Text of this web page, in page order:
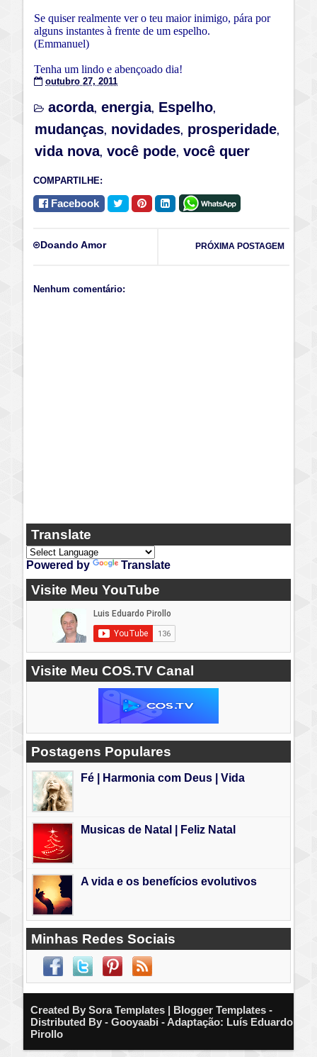
Se quiser realmente ver o teu maior inimigo, pára por
alguns instantes à frente de um espelho.
(Emmanuel)
Tenha um lindo e abençoado dia!
outubro 27, 2011
acorda, energia, Espelho,
mudanças, novidades, prosperidade,
vida nova, você pode, você quer
COMPARTILHE:
Facebook
PRÓXIMA POSTAGEM
Doando Amor
Nenhum comentário:
Translate
Powered by Translate
Visite Meu YouTube
Visite Meu COS.TV Canal
Postagens Populares
Fé | Harmonia com Deus | Vida
Musicas de Natal | Feliz Natal
A vida e os benefícios evolutivos
Minhas Redes Sociais
Created By Sora Templates | Blogger Templates -
Distributed By - Gooyaabi - Adaptação: Luís Eduardo
Pirollo